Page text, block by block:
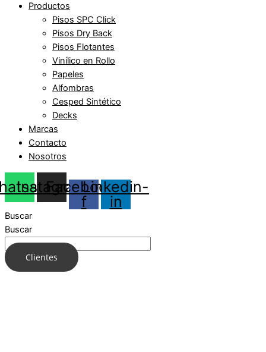
Productos
Pisos SPC Click
Pisos Dry Back
Pisos Flotantes
Vinílico en Rollo
Papeles
Alfombras
Cesped Sintético
Decks
Marcas
Contacto
Nosotros
Instagram
Facebook-
f
Linkedin-
in
Buscar
Buscar
Clientes